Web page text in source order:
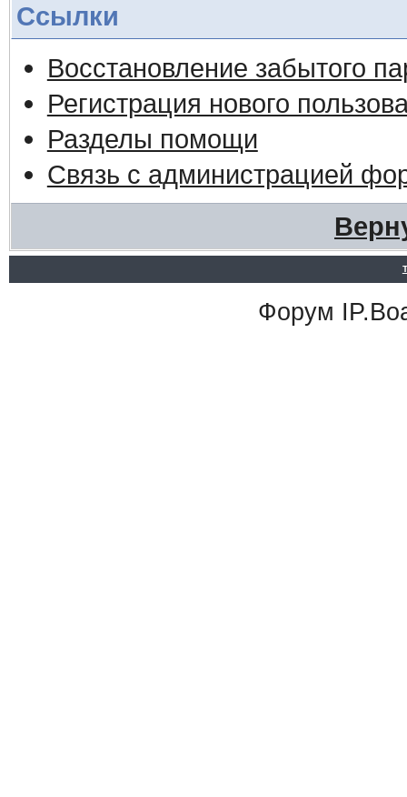
Ссылки
Восстановление забытого
Регистрация нового
Разделы помощи
Связь с администрацией
Форум